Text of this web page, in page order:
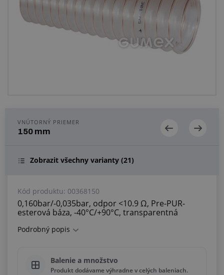
Centrum dopytov
VNÚTORNÝ PRIEMER
150 mm
Zobrazit všechny varianty (21)
Kód produktu: 00368150
0,160bar/-0,035bar, odpor <10.9 Ω, Pre-PUR-
esterová báza, -40°C/+90°C, transparentná
Podrobný popis
Balenie a množstvo
Produkt dodávame výhradne v celých baleniach.